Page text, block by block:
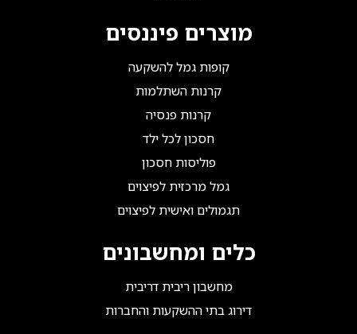
מוצרים פיננסים
קופות גמל להשקעה
קרנות השתלמות
קרנות פנסיה
חסכון לכל ילד
פוליסות חסכון
גמל מרכזית לפיצוים
תגמולים ואישית לפיצוים
כלים ומחשבונים
מחשבון ריבית דריבית
דירוג בתי ההשקעות והחברות